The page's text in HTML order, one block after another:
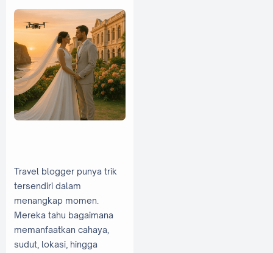
Travel blogger punya trik
tersendiri dalam
menangkap momen.
Mereka tahu bagaimana
memanfaatkan cahaya,
sudut, lokasi, hingga